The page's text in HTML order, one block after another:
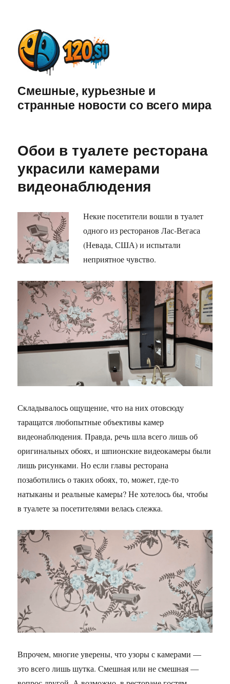
Смешные, курьезные и
странные новости со всего мира
Обои в туалете ресторана
украсили камерами
видеонаблюдения
Некие посетители вошли в туалет
одного из ресторанов Лас-Вегаса
(Невада, США) и испытали
неприятное чувство.
Складывалось ощущение, что на них отовсюду
таращатся любопытные объективы камер
видеонаблюдения. Правда, речь шла всего лишь об
оригинальных обоях, и шпионские видеокамеры были
лишь рисунками. Но если главы ресторана
позаботились о таких обоях, то, может, где-то
натыканы и реальные камеры? Не хотелось бы, чтобы
в туалете за посетителями велась слежка.
Впрочем, многие уверены, что узоры с камерами —
это всего лишь шутка. Смешная или не смешная —